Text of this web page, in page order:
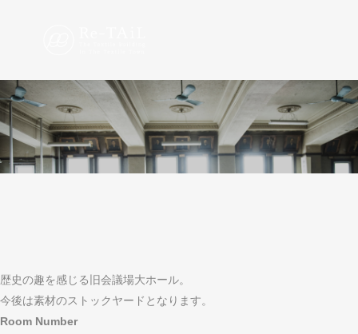
歴史の趣を感じる旧会議場大ホール。
今後は素材のストックヤードとなります。
Room Number